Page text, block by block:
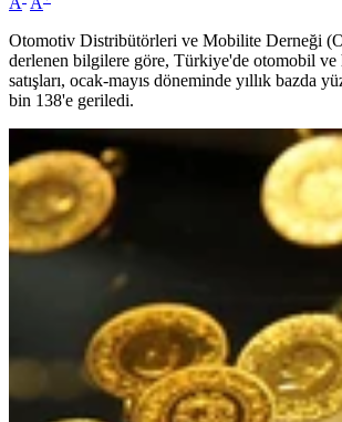
Otomotiv Distribütörleri ve Mobilite Derneği
derlenen bilgilere göre, Türkiye'de otomobil ve
satışları, ocak-mayıs döneminde yıllık bazda
bin 138'e geriledi.